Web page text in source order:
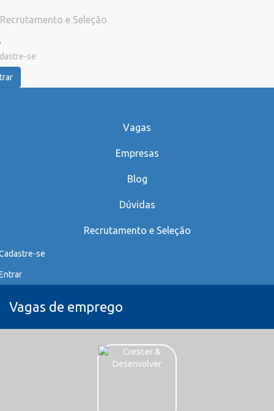
Recrutamento e Seleção
se
Vagas
Empresas
Blog
Dúvidas
Recrutamento e Seleção
se
Vagas de emprego